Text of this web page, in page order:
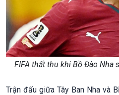
FIFA thất thu khi Bồ Đào Nha
Trận đấu giữa Tây Ban Nha và